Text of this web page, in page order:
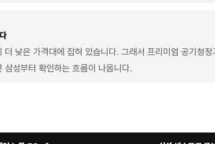
낮은 가격대에 잡혀 있습니다. 그래서 프리미엄 공기청정
삼성부터 확인하는 흐름이 나옵니다.